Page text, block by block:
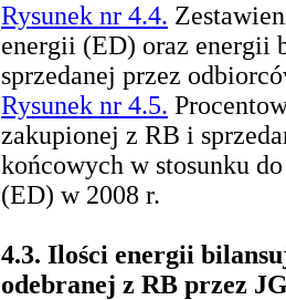
Rysunek nr 4.4.
energii (ED) oraz energii
sprzedanej przez
Rysunek nr 4.5.
zakupionej z RB i
końcowych w stosunku
(ED) w 2008 r.
4.3. Ilości energii
odebranej z RB przez